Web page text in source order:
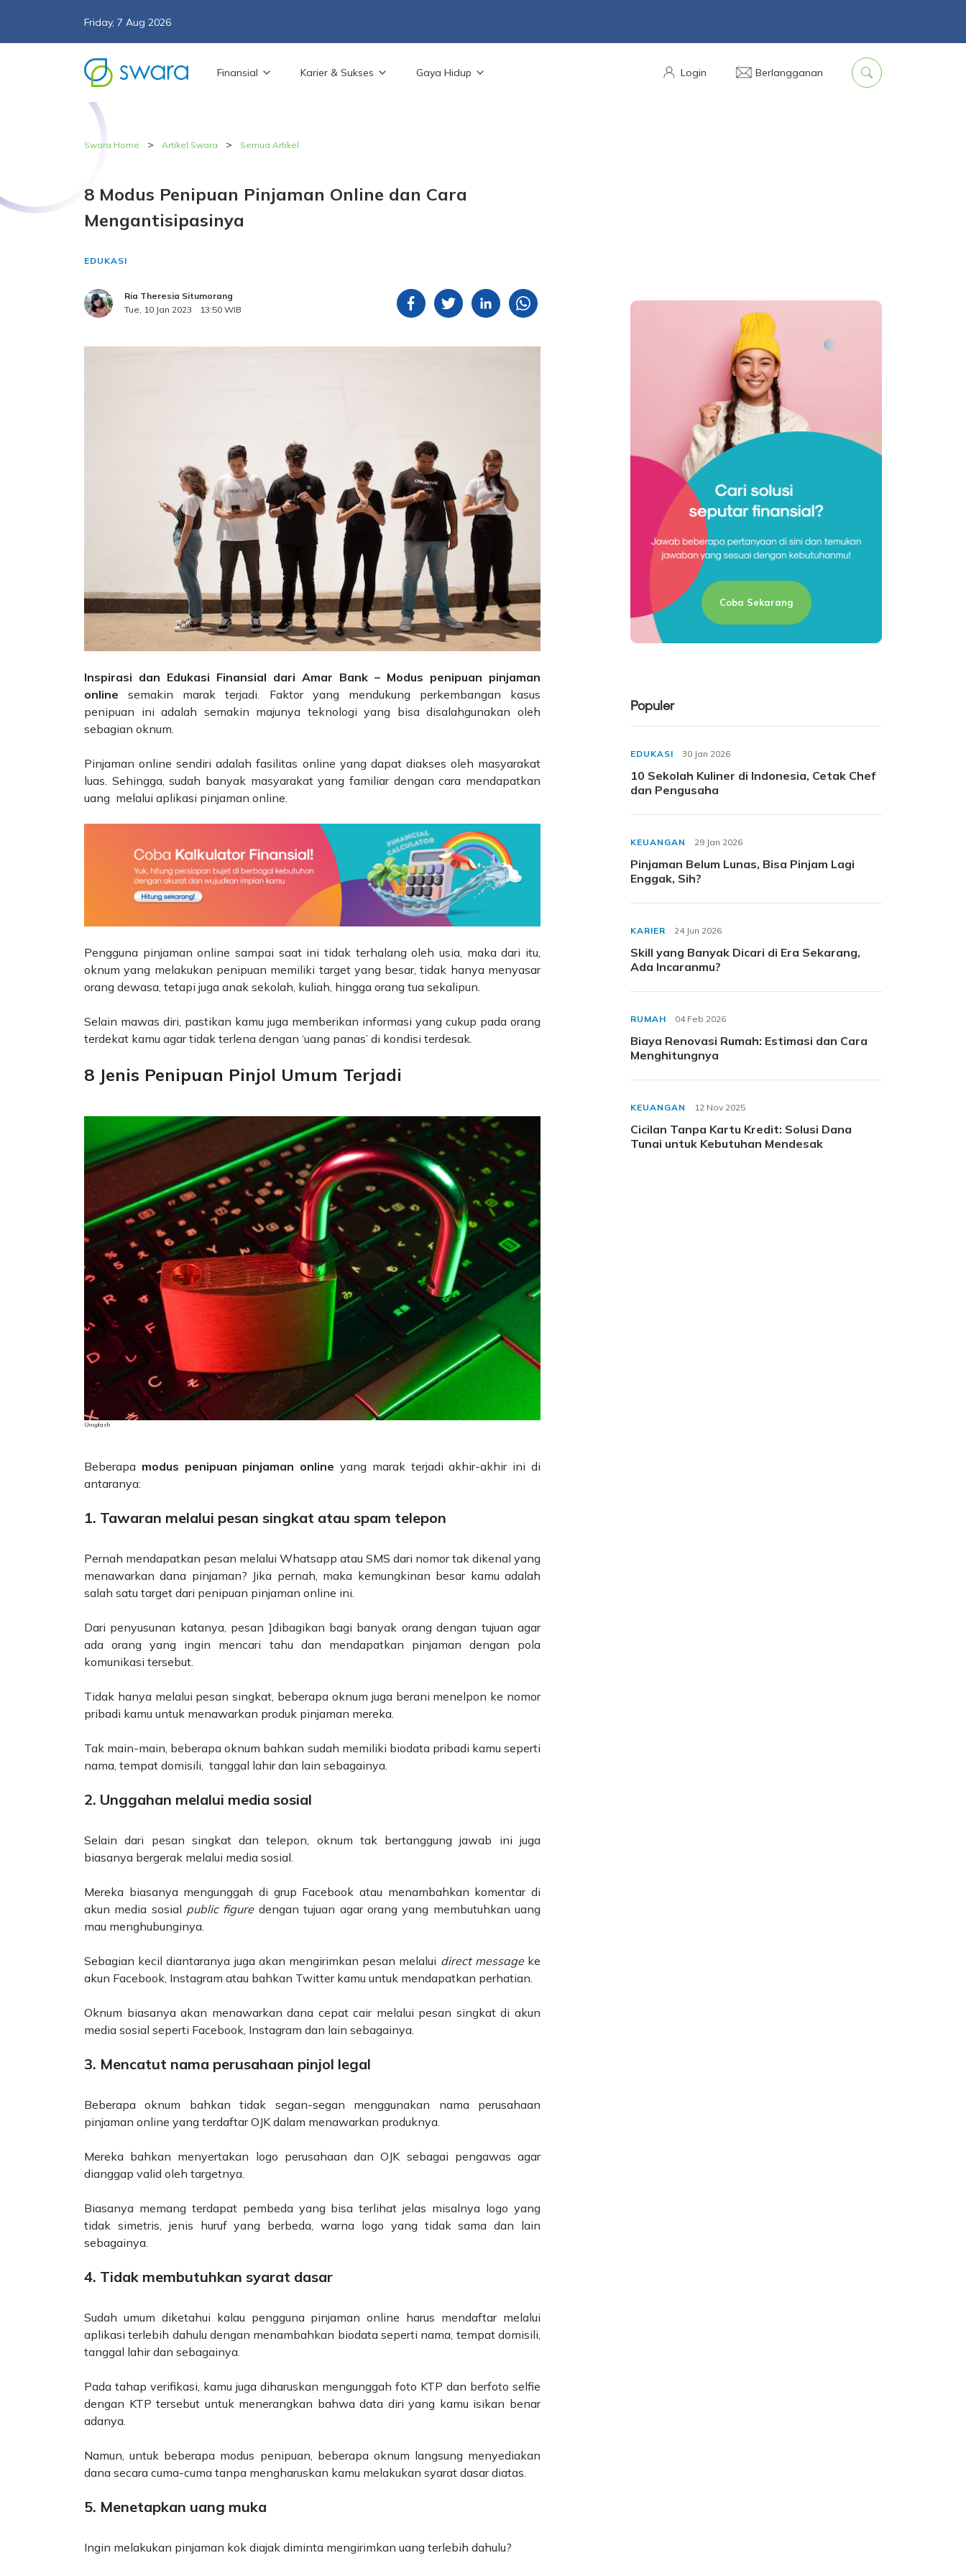
Friday, 7 Aug 2026
Finansial Karier & Sukses Gaya Hidup Login Berlangganan
Swara Home > Artikel Swara > Semua Artikel
8 Modus Penipuan Pinjaman Online dan Cara
Mengantisipasinya
EDUKASI
Ria Theresia Situmorang
Tue, 10 Jan 2023
13:50 WIB
Inspirasi dan Edukasi Finansial dari Amar Bank – Modus penipuan pinjaman
onlinesemakin marak terjadi. Faktor yang mendukung perkembangan kasus
penipuan ini adalah semakin majunya teknologi yang bisa disalahgunakan oleh
sebagian oknum.
Pinjaman online sendiri adalah fasilitas online yang dapat diakses oleh masyarakat
luas. Sehingga, sudah banyak masyarakat yang familiar dengan cara mendapatkan
uang melalui aplikasi pinjaman online.
Pengguna pinjaman online sampai saat ini tidak terhalang oleh usia, maka dari itu,
oknum yang melakukan penipuan memiliki target yang besar, tidak hanya menyasar
orang dewasa, tetapi juga anak sekolah, kuliah, hingga orang tua sekalipun.
Selain mawas diri, pastikan kamu juga memberikan informasi yang cukup pada orang
terdekat kamu agar tidak terlena dengan ‘uang panas’ di kondisi terdesak.
8 Jenis Penipuan Pinjol Umum Terjadi
Unsplash
Beberapa modus penipuan pinjaman online yang marak terjadi akhir-akhir ini di
antaranya:
1. Tawaran melalui pesan singkat atau spam telepon
Pernah mendapatkan pesan melalui Whatsapp atau SMS dari nomor tak dikenal yang
menawarkan dana pinjaman? Jika pernah, maka kemungkinan besar kamu adalah
salah satu target dari penipuan pinjaman online ini.
Dari penyusunan katanya, pesan ]dibagikan bagi banyak orang dengan tujuan agar
ada orang yang ingin mencari tahu dan mendapatkan pinjaman dengan pola
komunikasi tersebut.
Tidak hanya melalui pesan singkat, beberapa oknum juga berani menelpon ke nomor
pribadi kamu untuk menawarkan produk pinjaman mereka.
Tak main-main, beberapa oknum bahkan sudah memiliki biodata pribadi kamu seperti
nama, tempat domisili, tanggal lahir dan lain sebagainya.
2. Unggahan melalui media sosial
Selain dari pesan singkat dan telepon, oknum tak bertanggung jawab ini juga
biasanya bergerak melalui media sosial.
Mereka biasanya mengunggah di grup Facebook atau menambahkan komentar di
akun media sosial public figuredengan tujuan agar orang yang membutuhkan uang
mau menghubunginya.
Sebagian kecil diantaranya juga akan mengirimkan pesan melalui direct messageke
akun Facebook, Instagram atau bahkan Twitter kamu untuk mendapatkan perhatian.
Oknum biasanya akan menawarkan dana cepat cair melalui pesan singkat di akun
media sosial seperti Facebook, Instagram dan lain sebagainya.
3. Mencatut nama perusahaan pinjol legal
Beberapa oknum bahkan tidak segan-segan menggunakan nama perusahaan
pinjaman online yang terdaftar OJK dalam menawarkan produknya.
Mereka bahkan menyertakan logo perusahaan dan OJK sebagai pengawas agar
dianggap valid oleh targetnya.
Biasanya memang terdapat pembeda yang bisa terlihat jelas misalnya logo yang
tidak simetris, jenis huruf yang berbeda, warna logo yang tidak sama dan lain
sebagainya.
4. Tidak membutuhkan syarat dasar
Sudah umum diketahui kalau pengguna pinjaman online harus mendaftar melalui
aplikasi terlebih dahulu dengan menambahkan biodata seperti nama, tempat domisili,
tanggal lahir dan sebagainya.
Pada tahap verifikasi, kamu juga diharuskan mengunggah foto KTP dan berfoto selfie
dengan KTP tersebut untuk menerangkan bahwa data diri yang kamu isikan benar
adanya.
Namun, untuk beberapa modus penipuan, beberapa oknum langsung menyediakan
dana secara cuma-cuma tanpa mengharuskan kamu melakukan syarat dasar diatas.
5. Menetapkan uang muka
Ingin melakukan pinjaman kok diajak diminta mengirimkan uang terlebih dahulu?
Coba Sekarang
Populer
EDUKASI 30 Jan 2026
10 Sekolah Kuliner di Indonesia, Cetak Chef
dan Pengusaha
KEUANGAN 29 Jan 2026
Pinjaman Belum Lunas, Bisa Pinjam Lagi
Enggak, Sih?
KARIER 24 Jun 2026
Skill yang Banyak Dicari di Era Sekarang,
Ada Incaranmu?
RUMAH 04 Feb 2026
Biaya Renovasi Rumah: Estimasi dan Cara
Menghitungnya
KEUANGAN 12 Nov 2025
Cicilan Tanpa Kartu Kredit: Solusi Dana
Tunai untuk Kebutuhan Mendesak